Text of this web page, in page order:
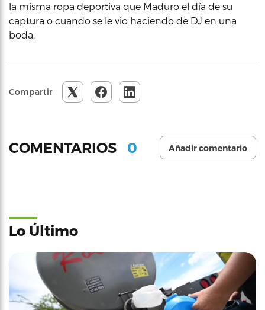
la misma ropa deportiva que Maduro el día de su
captura o cuando se le vio haciendo de DJ en una
boda.
Compartir
COMENTARIOS 0 Añadir comentario
Lo Último